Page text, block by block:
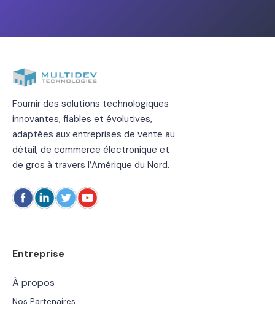
Fournir des solutions technologiques
innovantes, fiables et évolutives,
adaptées aux entreprises de vente au
détail, de commerce électronique et
de gros à travers l’Amérique du Nord.
Entreprise
À propos
Nos Partenaires